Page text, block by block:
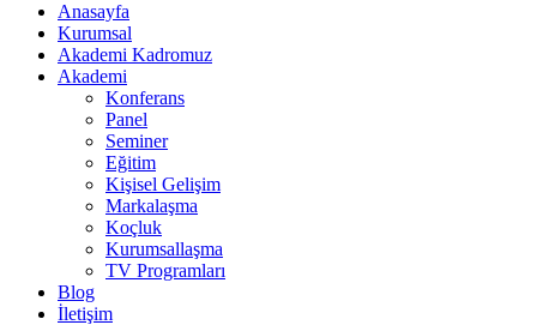
Anasayfa
Kurumsal
Akademi Kadromuz
Akademi
Konferans
Panel
Seminer
Eğitim
Kişisel Gelişim
Markalaşma
Koçluk
Kurumsallaşma
TV Programları
Blog
İletişim